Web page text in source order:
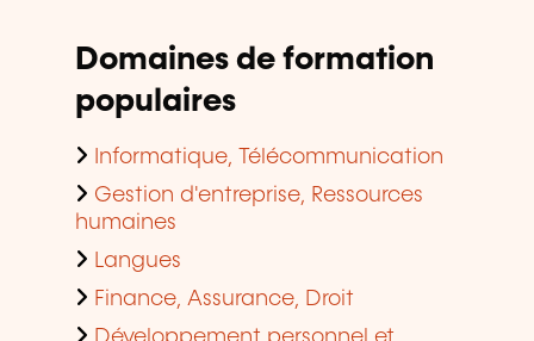
Domaines de formation
populaires
Informatique, Télécommunication
Gestion d'entreprise, Ressources
humaines
Langues
Finance, Assurance, Droit